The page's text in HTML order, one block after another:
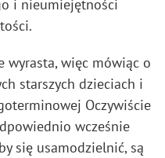
i nieumiejętności
wyrasta, więc mówiąc o
starszych dzieciach i
Oczywiście
wcześnie
się usamodzielnić, są